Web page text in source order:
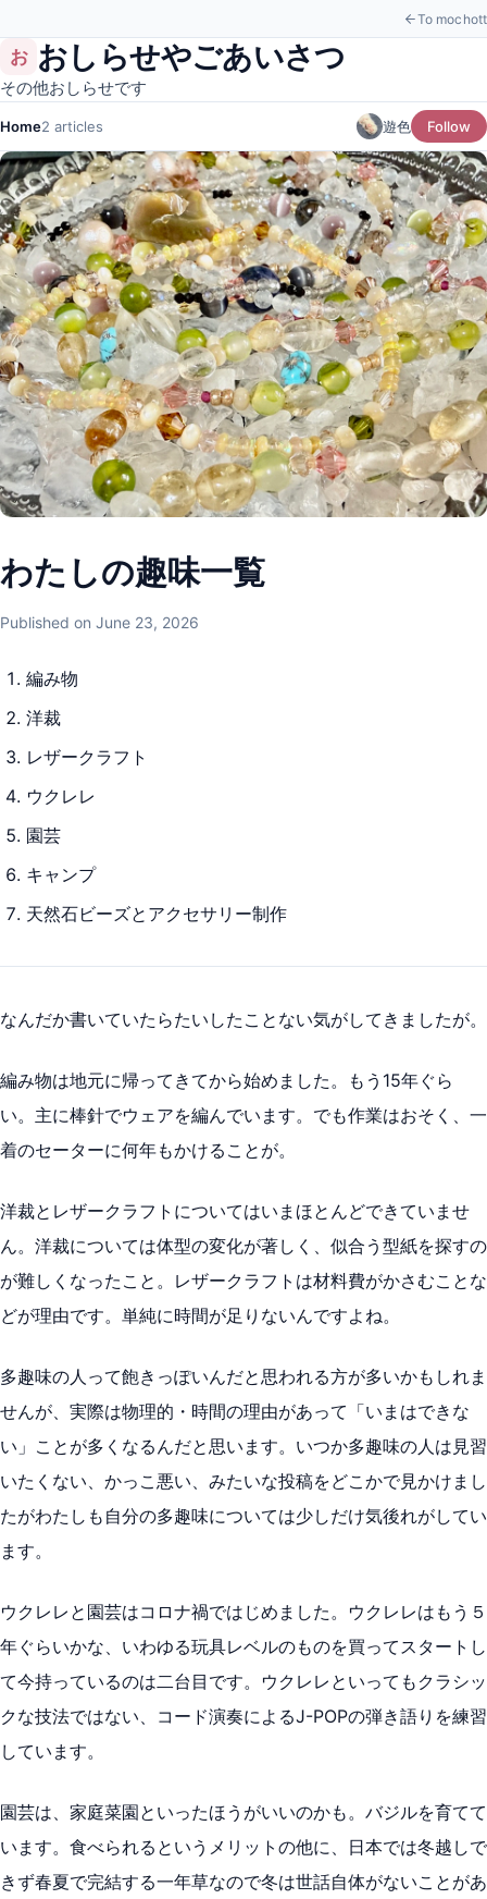
To mochott
お おしらせやごあいさつ
その他おしらせです
Home2 articles 遊色 Follow
わたしの趣味一覧
Published on June 23, 2026
編み物
洋裁
レザークラフト
ウクレレ
園芸
キャンプ
天然石ビーズとアクセサリー制作
なんだか書いていたらたいしたことない気がしてきましたが。
編み物は地元に帰ってきてから始めました。もう15年ぐら
い。主に棒針でウェアを編んでいます。でも作業はおそく、一
着のセーターに何年もかけることが。
洋裁とレザークラフトについてはいまほとんどできていませ
ん。洋裁については体型の変化が著しく、似合う型紙を探すの
が難しくなったこと。レザークラフトは材料費がかさむことな
どが理由です。単純に時間が足りないんですよね。
多趣味の人って飽きっぽいんだと思われる方が多いかもしれま
せんが、実際は物理的・時間の理由があって「いまはできな
い」ことが多くなるんだと思います。いつか多趣味の人は見習
いたくない、かっこ悪い、みたいな投稿をどこかで見かけまし
たがわたしも自分の多趣味については少しだけ気後れがしてい
ます。
ウクレレと園芸はコロナ禍ではじめました。ウクレレはもう５
年ぐらいかな、いわゆる玩具レベルのものを買ってスタートし
て今持っているのは二台目です。ウクレレといってもクラシッ
クな技法ではない、コード演奏によるJ-POPの弾き語りを練習
しています。
園芸は、家庭菜園といったほうがいいのかも。バジルを育てて
います。食べられるというメリットの他に、日本では冬越しで
きず春夏で完結する一年草なので冬は世話自体がないことがあ